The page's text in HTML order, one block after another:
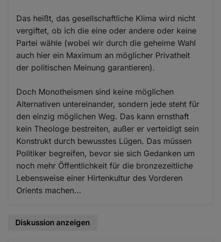
Das heißt, das gesellschaftliche Klima wird nicht
vergiftet, ob ich die eine oder andere oder keine
Partei wähle (wobei wir durch die geheime Wahl
auch hier ein Maximum an möglicher Privatheit
der politischen Meinung garantieren).
Doch Monotheismen sind keine möglichen
Alternativen untereinander, sondern jede steht für
den einzig möglichen Weg. Das kann ernsthaft
kein Theologe bestreiten, außer er verteidigt sein
Konstrukt durch bewusstes Lügen. Das müssen
Politiker begreifen, bevor sie sich Gedanken um
noch mehr Öffentlichkeit für die bronzezeitliche
Lebensweise einer Hirtenkultur des Vorderen
Orients machen...
Diskussion anzeigen